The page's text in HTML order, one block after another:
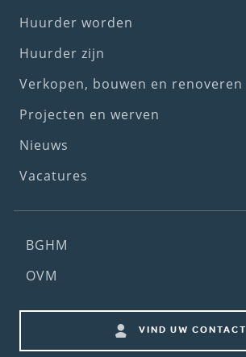
Footer
(1st
menu)
Huurder worden
Huurder zijn
Verkopen, bouwen en renoveren
Projecten en werven
Nieuws
Vacatures
Footer
(2nd
BGHM
OVM
VIND UW CONTACT